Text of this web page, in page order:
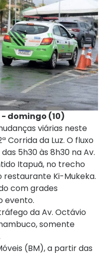
- domingo (10)
viárias neste
Corrida da Luz. O fluxo
5h30 às 8h30 na Av.
Itapuã, no trecho
restaurante Ki-Mukeka.
com grades
evento.
da Av. Octávio
somente
(BM), a partir das